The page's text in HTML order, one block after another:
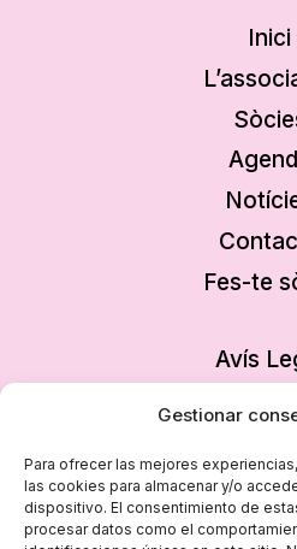
Gestionar
Para ofrecer las mejores
las cookies para almacenar y/o
dispositivo. El consentimiento de
procesar datos como el
Inici
Fes-te
Avís
Declaració
Mapa